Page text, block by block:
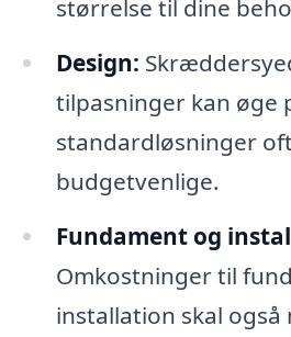
størrelse til dine
Design:
tilpasninger kan øge
standardløsninger
budgetvenlige.
Fundament og
Omkostninger til
installation skal også